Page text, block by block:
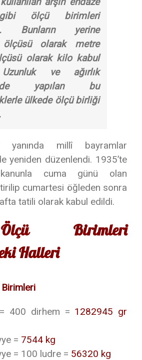
ölçü birimleri
Bunların yerine
ölçüsü olarak metre
olarak kilo kabul
ve ağırlık
yapılan bu
ülkede ölçü birliği
yanında millî bayramlar
yeniden düzenlendi. 1935’te
cuma günü olan
cumartesi öğleden sonra
tatili olarak kabul edildi.
Birimleri
Halleri
Birimleri
400 dirhem = 1282945 gr
= 7544 kg
= 100 ludre = 56320 kg